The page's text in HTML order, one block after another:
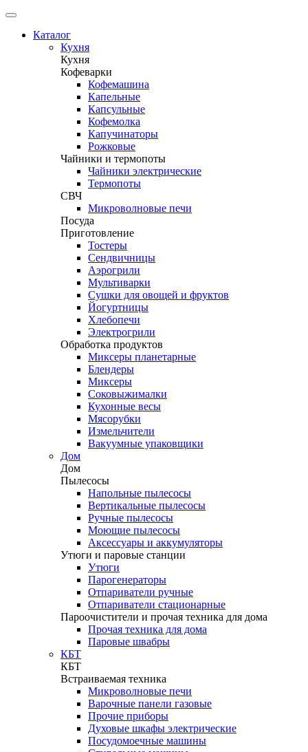
Каталог
Кухня
Кухня
Кофеварки
Кофемашина
Капельные
Капсульные
Кофемолка
Капучинаторы
Рожковые
Чайники и термопоты
Чайники электрические
Термопоты
СВЧ
Микроволновые печи
Посуда
Приготовление
Тостеры
Сендвичницы
Аэрогрили
Мультиварки
Сушки для овощей и фруктов
Йогуртницы
Хлебопечи
Электрогрили
Обработка продуктов
Миксеры планетарные
Блендеры
Миксеры
Соковыжималки
Кухонные весы
Мясорубки
Измельчители
Вакуумные упаковщики
Дом
Дом
Пылесосы
Напольные пылесосы
Вертикальные пылесосы
Ручные пылесосы
Моющие пылесосы
Аксессуары и аккумуляторы
Утюги и паровые станции
Утюги
Парогенераторы
Отпариватели ручные
Отпариватели стационарные
Пароочистители и прочая техника для дома
Прочая техника для дома
Паровые швабры
КБТ
КБТ
Встраиваемая техника
Микроволновые печи
Варочные панели газовые
Прочие приборы
Духовые шкафы электрические
Посудомоечные машины